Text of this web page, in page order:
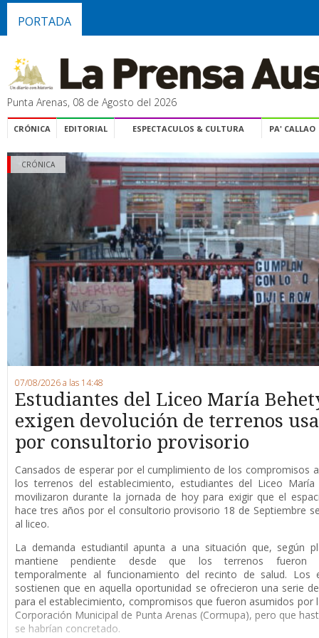
PORTADA
Punta Arenas, 08 de Agosto del 2026
CRÓNICA EDITORIAL ESPECTACULOS & CULTURA PA' CALLAO
CRÓNICA
07/08/2026 a las 14:48
Estudiantes del Liceo María
exigen devolución de terrenos
por consultorio provisorio
Cansados de esperar por el cumplimiento de los compromisos
los terrenos del establecimiento, estudiantes del Liceo
movilizaron durante la jornada de hoy para exigir que el
hace tres años por el consultorio provisorio 18 de Septiembre
al liceo.
La demanda estudiantil apunta a una situación que, según
mantiene pendiente desde que los terrenos fueron
temporalmente al funcionamiento del recinto de salud. Los
sostienen que en aquella oportunidad se ofrecieron una serie
para el establecimiento, compromisos que fueron asumidos por
Corporación Municipal de Punta Arenas (Cormupa), pero que
se habrían concretado.